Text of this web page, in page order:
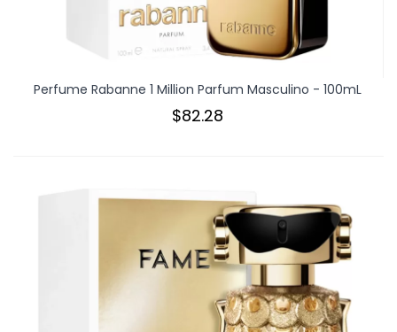
Perfume Rabanne 1 Million Parfum Masculino - 100mL
$82.28